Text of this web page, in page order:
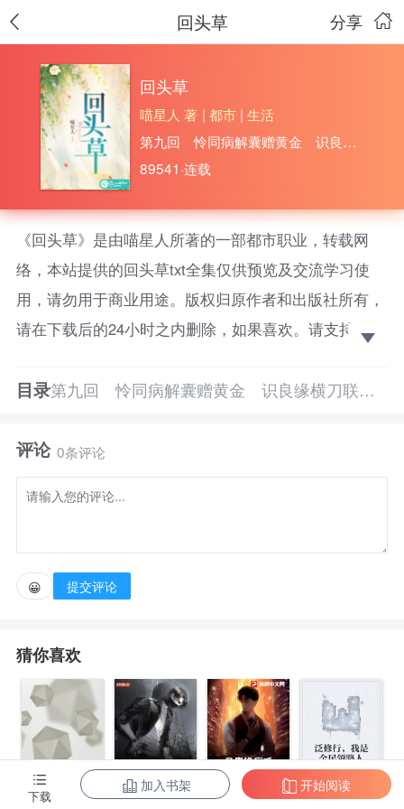
分享
回头草
回头草
喵星人 著 | 都市 | 生活
第九回 怜同病解囊赠黄金 识良缘横刀联嘉…
89541·连载
《回头草》是由喵星人所著的一部都市职业，转载网
络，本站提供的回头草txt全集仅供预览及交流学习使
用，请勿用于商业用途。版权归原作者和出版社所有，
请在下载后的24小时之内删除，如果喜欢。请支持正
扮恩爱夫妻，人后同床异梦。
下定决心和他离婚，不过换来他一句轻描淡写的回
应，
让傅云臣在离婚协议书潇洒签了字。
终老，携一人白首。
某次宴会上，傅云臣公然叫住了白苏。好事者问，
“二位认识？”傅云臣神色自若，薄唇溢出的声音漫不
目录 第九回 怜同病解囊赠黄金 识良缘横刀联嘉…
评论 0条评论
😀 提交评论
猜你喜欢
身患绝症后， 泛修行，我是
下载
加入书架 开始阅读